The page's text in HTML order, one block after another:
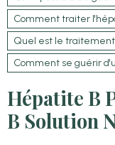
Comment traiter
Quel est le
Comment se guérir
Hépatite B
B Solution